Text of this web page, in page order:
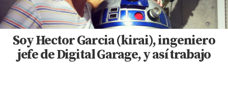
Soy Hector Garcia (kirai), ingeniero
jefe de Digital Garage, y así trabajo